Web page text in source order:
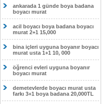
ankarada 1 günde boya badana
boyacı murat
acil boyacı boya badana boyacı
murat 2+1 15,000
bina içleri uyguna boyanır boyacı
murat usta 1+1 10, 000
öğrenci evleri uyguna boyanır
boyacı murat
demetevlerde boyacı murat usta
farkı 3+1 boya badana 20,000TL